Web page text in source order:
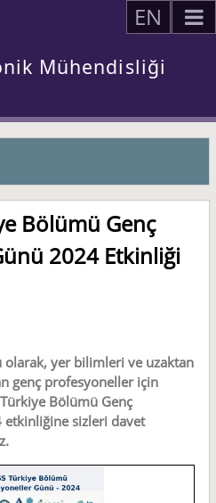
EN
Mühendisliği
Bölümü Genç
2024 Etkinliği
olarak, yer bilimleri ve uzaktan
genç profesyoneller için
Bölümü Genç
sizleri davet